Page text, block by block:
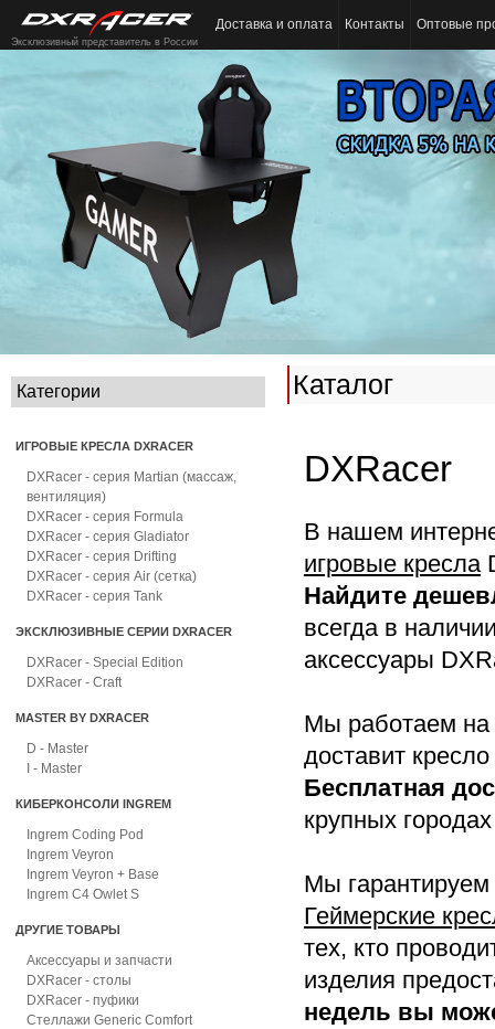
Эксклюзивный представитель в России
Доставка и оплата Контакты Оптовые
Категории
ИГРОВЫЕ КРЕСЛА DXRACER
DXRacer - серия Martian (массаж,
вентиляция)
DXRacer - серия Formula
DXRacer - серия Gladiator
DXRacer - серия Drifting
DXRacer - серия Air (сетка)
DXRacer - серия Tank
ЭКСКЛЮЗИВНЫЕ СЕРИИ DXRACER
DXRacer - Special Edition
DXRacer - Craft
MASTER BY DXRACER
D - Master
I - Master
КИБЕРКОНСОЛИ INGREM
Ingrem Coding Pod
Ingrem Veyron
Ingrem Veyron + Base
Ingrem C4 Owlet S
ДРУГИЕ ТОВАРЫ
Аксессуары и запчасти
DXRacer - столы
DXRacer - пуфики
Стеллажи Generic Comfort
Каталог
DXRacer
В нашем
игровые кресла
Найдите
всегда в
аксессуары
Мы работаем на
доставит
Бесплатная
крупных
Мы
Геймерские
тех, кто
изделия
недель вы